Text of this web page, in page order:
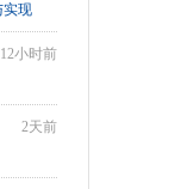
实现
12小时前
2天前